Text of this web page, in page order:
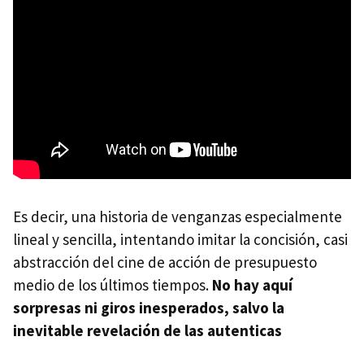
Es decir, una historia de venganzas especialmente
lineal y sencilla, intentando imitar la concisión, casi
abstracción del cine de acción de presupuesto
medio de los últimos tiempos. No hay aquí
sorpresas ni giros inesperados, salvo la
inevitable revelación de las autenticas